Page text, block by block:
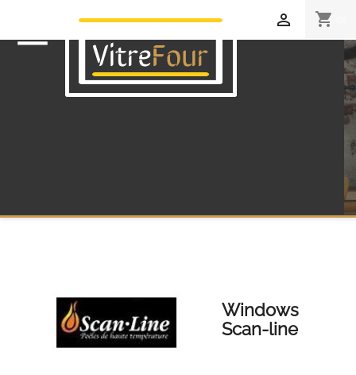
 shopping_cart

Windows
Scan-line